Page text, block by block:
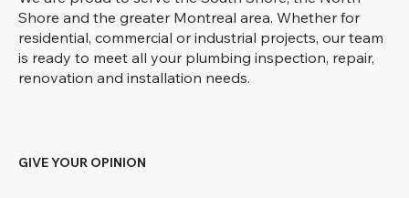
Shore and the greater Montreal area. Whether for
residential, commercial or industrial projects, our team
is ready to meet all your plumbing inspection, repair,
renovation and installation needs.
GIVE YOUR OPINION